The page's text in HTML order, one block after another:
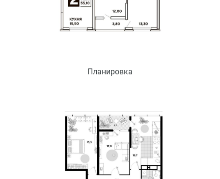
Планировка